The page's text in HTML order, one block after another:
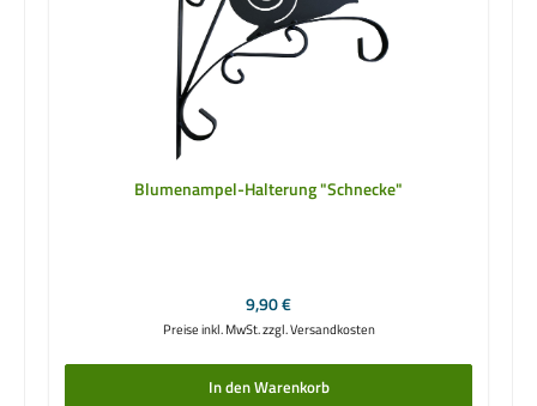
Blumenampel-Halterung "Schnecke"
Regulärer Preis:
9,90 €
Preise inkl. MwSt. zzgl. Versandkosten
In den Warenkorb